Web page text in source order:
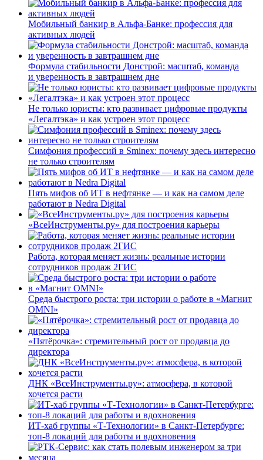
Мобильный банкир в Альфа-Банке: профессия для
активных людей
Формула стабильности Донстрой: масштаб, команда
и уверенность в завтрашнем дне
Не только юристы: кто развивает цифровые продукты
«Легалтэка» и как устроен этот процесс
Симфония профессий в Sminex: почему здесь интересно
не только строителям
Пять мифов об ИТ в нефтянке — и как на самом деле
работают в Nedra Digital
«ВсеИнструменты.ру» для построения карьеры
Работа, которая меняет жизнь: реальные истории
сотрудников продаж 2ГИС
Среда быстрого роста: три истории о работе в «Магнит
OMNI»
«Пятёрочка»: стремительный рост от продавца до
директора
ДНК «ВсеИнструменты.ру»: атмосфера, в которой
хочется расти
ИТ-хаб группы «Т-Технологии» в Санкт-Петербурге:
топ-8 локаций для работы и вдохновения